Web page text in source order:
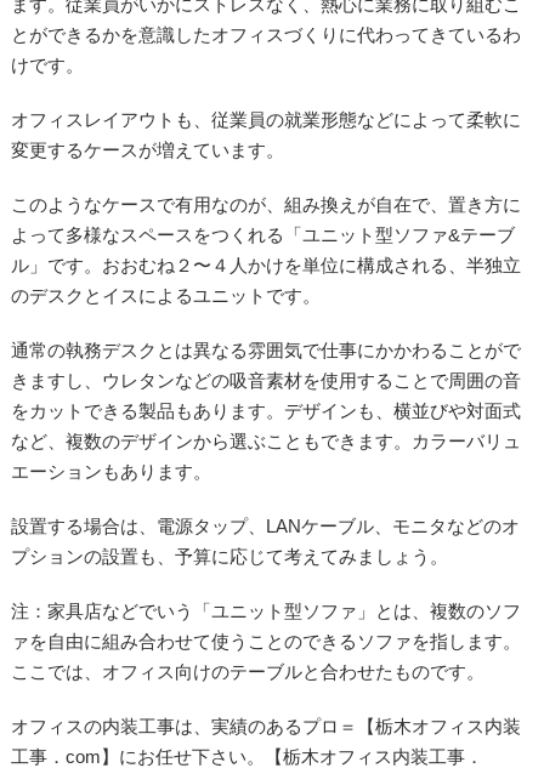
とができるかを意識したオフィスづくりに代わってきているわ
けです。
オフィスレイアウトも、従業員の就業形態などによって柔軟に
変更するケースが増えています。
このようなケースで有用なのが、組み換えが自在で、置き方に
よって多様なスペースをつくれる「ユニット型ソファ&テーブ
ル」です。おおむね２〜４人かけを単位に構成される、半独立
のデスクとイスによるユニットです。
通常の執務デスクとは異なる雰囲気で仕事にかかわることがで
きますし、ウレタンなどの吸音素材を使用することで周囲の音
をカットできる製品もあります。デザインも、横並びや対面式
など、複数のデザインから選ぶこともできます。カラーバリュ
エーションもあります。
設置する場合は、電源タップ、LANケーブル、モニタなどのオ
プションの設置も、予算に応じて考えてみましょう。
注：家具店などでいう「ユニット型ソファ」とは、複数のソフ
ァを自由に組み合わせて使うことのできるソファを指します。
ここでは、オフィス向けのテーブルと合わせたものです。
オフィスの内装工事は、実績のあるプロ＝【栃木オフィス内装
工事．com】にお任せ下さい。【栃木オフィス内装工事．